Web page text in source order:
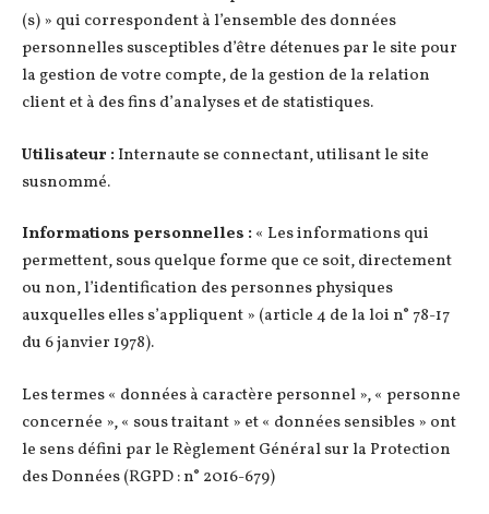
(s) » qui correspondent à l’ensemble des données
personnelles susceptibles d’être détenues par le site pour
la gestion de votre compte, de la gestion de la relation
client et à des fins d’analyses et de statistiques.
Utilisateur : Internaute se connectant, utilisant le site
susnommé.
Informations personnelles : « Les informations qui
permettent, sous quelque forme que ce soit, directement
ou non, l’identification des personnes physiques
auxquelles elles s’appliquent » (article 4 de la loi n° 78-17
du 6 janvier 1978).
Les termes « données à caractère personnel », « personne
concernée », « sous traitant » et « données sensibles » ont
le sens défini par le Règlement Général sur la Protection
des Données (RGPD : n° 2016-679)